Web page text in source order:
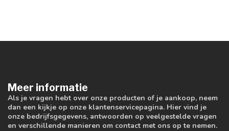
Meer informatie
Als je vragen hebt over onze producten of je aankoop, neem
dan een kijkje op onze klantenservicepagina. Hier vind je
onze bedrijfsgegevens, antwoorden op veelgestelde vragen
en verschillende manieren om contact met ons op te nemen.